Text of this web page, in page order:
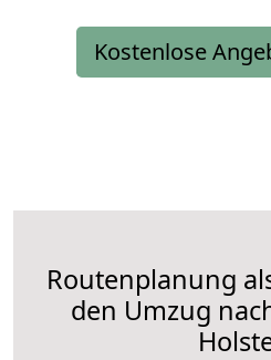
Kostenlose
Routenplanung
den Umzug